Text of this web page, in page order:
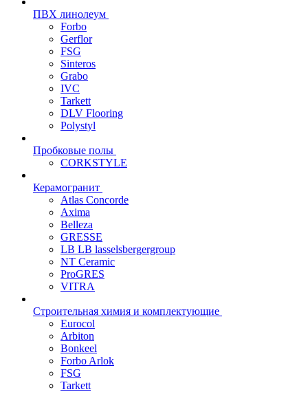
ПВХ линолеум
Forbo
Gerflor
FSG
Sinteros
Grabo
IVC
Tarkett
DLV Flooring
Polystyl
Пробковые полы
CORKSTYLE
Керамогранит
Atlas Concorde
Axima
Belleza
GRESSE
LB LB lasselsbergergroup
NT Ceramic
ProGRES
VITRA
Строительная химия и комплектующие
Eurocol
Arbiton
Bonkeel
Forbo Arlok
FSG
Tarkett